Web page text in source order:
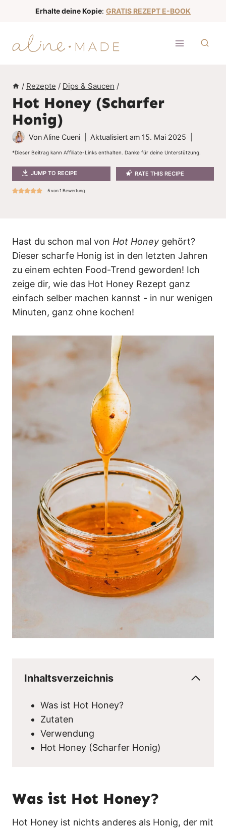
Erhalte deine Kopie: GRATIS REZEPT E-BOOK
/ Rezepte / Dips & Saucen /
Hot Honey (Scharfer
Honig)
Von Aline Cueni Aktualisiert am 15. Mai 2025
*Dieser Beitrag kann Affiliate-Links enthalten. Danke für deine Unterstützung.
JUMP TO RECIPE RATE THIS RECIPE
5von 1 Bewertung
Hast du schon mal von Hot Honey gehört?
Dieser scharfe Honig ist in den letzten Jahren
zu einem echten Food-Trend geworden! Ich
zeige dir, wie das Hot Honey Rezept ganz
einfach selber machen kannst - in nur wenigen
Minuten, ganz ohne kochen!
Inhaltsverzeichnis
Was ist Hot Honey?
Zutaten
Verwendung
Hot Honey (Scharfer Honig)
Was ist Hot Honey?
Hot Honey ist nichts anderes als Honig, der mit